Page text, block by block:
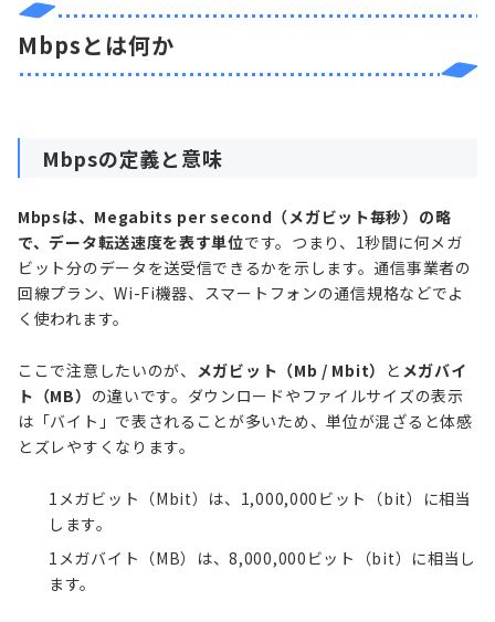
Mbpsとは何か
Mbpsの定義と意味
Mbpsは、Megabits per second（メガビット毎秒）の略
で、データ転送速度を表す単位です。つまり、1秒間に何メガ
ビット分のデータを送受信できるかを示します。通信事業者の
回線プラン、Wi-Fi機器、スマートフォンの通信規格などでよ
く使われます。
ここで注意したいのが、 メガビット（Mb / Mbit） と メガバイ
ト（MB） の違いです。ダウンロードやファイルサイズの表示
は「バイト」で表されることが多いため、単位が混ざると体感
とズレやすくなります。
1メガビット（Mbit）は、1,000,000ビット（bit）に相当
します。
1メガバイト（MB）は、8,000,000ビット（bit）に相当し
ます。